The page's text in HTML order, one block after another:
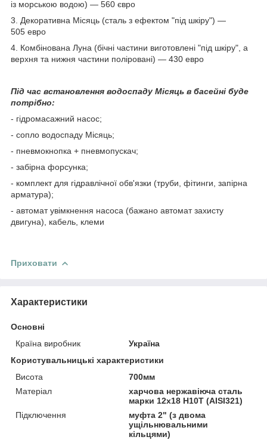
із морською водою) — 560 євро
3. Декоративна Місяць (сталь з ефектом "під шкіру") —
505 евро
4. Комбінована Луна (бічні частини виготовлені "під шкіру", а
верхня та нижня частини поліровані) — 430 евро
Під час встановлення водоспаду Місяць в басейні буде
потрібно:
- гідромасажний насос;
- сопло водоспаду Місяць;
- пневмокнопка + пневмопускач;
- забірна форсунка;
- комплект для гідравлічної обв'язки (труби, фітинги, запірна
арматура);
- автомат увімкнення насоса (бажано автомат захисту
двигуна), кабель, клеми
Приховати
Характеристики
Основні
Країна виробник
Україна
Користувальницькі характеристики
Висота
700мм
Матеріал
харчова нержавіюча сталь
марки 12x18 H10T (AISI321)
Підключення
муфта 2" (з двома
ущільнювальними
кільцями)